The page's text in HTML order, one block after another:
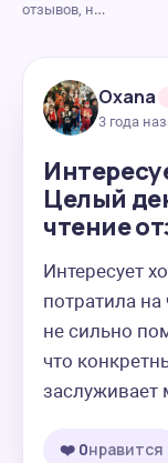
отзывов, н…
Oxana
3 года
Целый
чтение
Интересует
потратила на
не сильно
что
заслуживает
❤️ 0нравится